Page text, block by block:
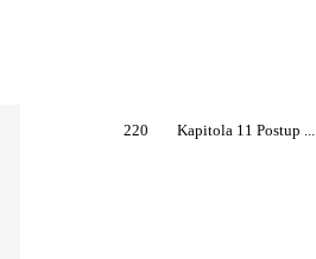
220 Kapitola 11 Postup ...